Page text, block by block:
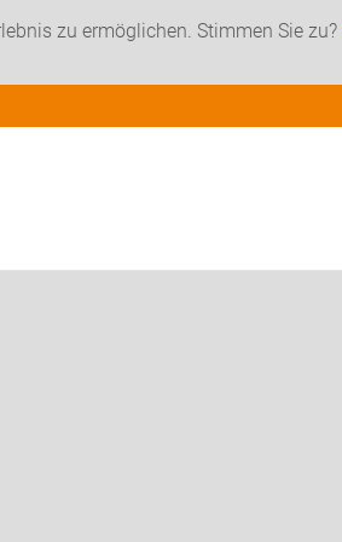
zu ermöglichen. Stimmen Sie zu?